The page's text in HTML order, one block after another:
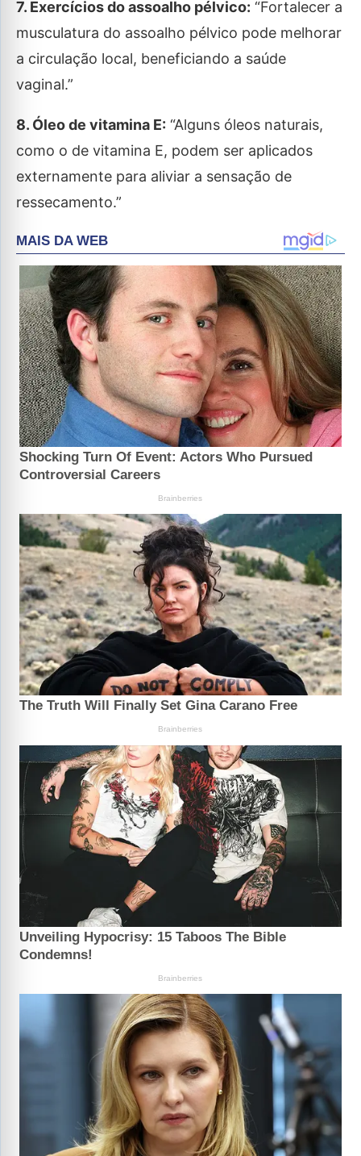
7. Exercícios do assoalho pélvico: “Fortalecer a
musculatura do assoalho pélvico pode melhorar
a circulação local, beneficiando a saúde
vaginal.”
8. Óleo de vitamina E: “Alguns óleos naturais,
como o de vitamina E, podem ser aplicados
externamente para aliviar a sensação de
ressecamento.”